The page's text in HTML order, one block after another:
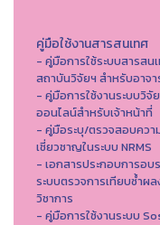
คู่มือใช้งานสารสนเทศ
- คู่มือการใช้ระบบสารสน
สถาบันวิจัยฯ สำหรับอาจ
- คู่มือการใช้งานระบบวิจัย
ออนไลน์สำหรับเจ้าหน้าที่
- คู่มือระบุ/ตรวจสอบควา
เชี่ยวชาญในระบบ NRMS
- เอกสารประกอบการอบ
ระบบตรวจการเทียบซ้ำผล
วิชาการ
- คู่มือการใช้งานระบบ